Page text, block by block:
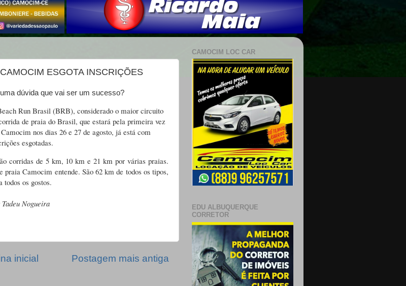
ESGOTA INSCRIÇÕES
dúvida que vai ser um sucesso?
Run Brasil (BRB), considerado o maior circuito
de praia do Brasil, que estará pela primeira vez
nos dias 26 e 27 de agosto, já está com
esgotadas.
corridas de 5 km, 10 km e 21 km por várias praias.
praia Camocim entende. São 62 km de todos os tipos,
todos os gostos.
Tadeu Nogueira
Postagem mais antiga
inicial
CAMOCIM LOC CAR
EDU ALBUQUERQUE
CORRETOR